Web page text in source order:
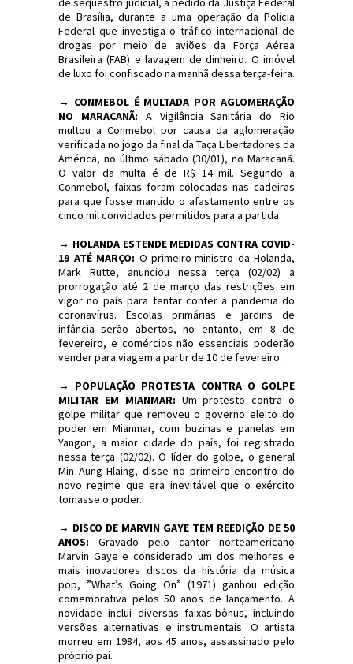
de Brasília, durante a uma operação da Polícia
Federal que investiga o tráfico internacional de
drogas por meio de aviões da Força Aérea
Brasileira (FAB) e lavagem de dinheiro. O imóvel
de luxo foi confiscado na manhã dessa terça-feira.
→ CONMEBOL É MULTADA POR AGLOMERAÇÃO
NO MARACANÃ: A Vigilância Sanitária do Rio
multou a Conmebol por causa da aglomeração
verificada no jogo da final da Taça Libertadores da
América, no último sábado (30/01), no Maracanã.
O valor da multa é de R$ 14 mil. Segundo a
Conmebol, faixas foram colocadas nas cadeiras
para que fosse mantido o afastamento entre os
cinco mil convidados permitidos para a partida
→ HOLANDA ESTENDE MEDIDAS CONTRA COVID-
19 ATÉ MARÇO: O primeiro-ministro da Holanda,
Mark Rutte, anunciou nessa terça (02/02) a
prorrogação até 2 de março das restrições em
vigor no país para tentar conter a pandemia do
coronavírus. Escolas primárias e jardins de
infância serão abertos, no entanto, em 8 de
fevereiro, e comércios não essenciais poderão
vender para viagem a partir de 10 de fevereiro.
→ POPULAÇÃO PROTESTA CONTRA O GOLPE
MILITAR EM MIANMAR: Um protesto contra o
golpe militar que removeu o governo eleito do
poder em Mianmar, com buzinas e panelas em
Yangon, a maior cidade do país, foi registrado
nessa terça (02/02). O líder do golpe, o general
Min Aung Hlaing, disse no primeiro encontro do
novo regime que era inevitável que o exército
tomasse o poder.
→ DISCO DE MARVIN GAYE TEM REEDIÇÃO DE 50
ANOS: Gravado pelo cantor norteamericano
Marvin Gaye e considerado um dos melhores e
mais inovadores discos da história da música
pop, ”What’s Going On” (1971) ganhou edição
comemorativa pelos 50 anos de lançamento. A
novidade inclui diversas faixas-bônus, incluindo
versões alternativas e instrumentais. O artista
morreu em 1984, aos 45 anos, assassinado pelo
próprio pai.